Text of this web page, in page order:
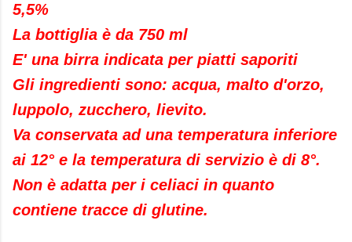
5,5%
La bottiglia è da 750 ml
E' una birra indicata per piatti saporiti
Gli ingredienti sono: acqua, malto d'orzo,
luppolo, zucchero, lievito.
Va conservata ad una temperatura inferiore
ai 12° e la temperatura di servizio è di 8°.
Non è adatta per i celiaci in quanto
contiene tracce di glutine.